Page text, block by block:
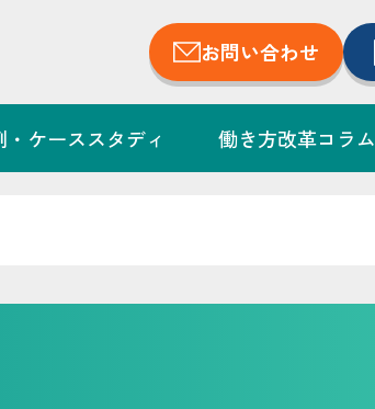
お問い合わせ
・ケーススタディ 働き方改革コラム